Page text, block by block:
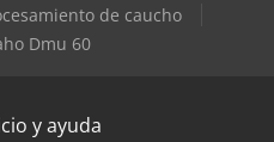
de caucho
Dmu 60
y ayuda